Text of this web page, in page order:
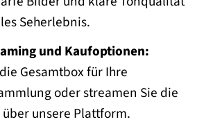
Seherlebnis.
und Kaufoptionen:
Gesamtbox für Ihre
oder streamen Sie die
unsere Plattform.